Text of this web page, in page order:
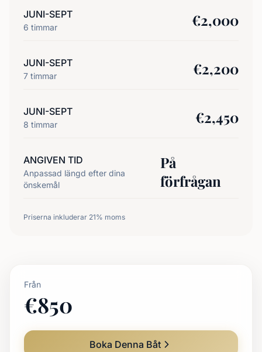
JUNI-SEPT
6 timmar €2,000
JUNI-SEPT
7 timmar €2,200
JUNI-SEPT
8 timmar €2,450
ANGIVEN TID
Anpassad längd efter dina
önskemål
På
förfrågan
Priserna inkluderar 21% moms
Från
€850
Boka Denna Båt